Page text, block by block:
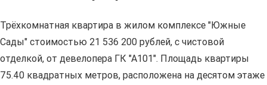
Трёхкомнатная квартира в жилом комплексе "Южные
Сады" стоимостью 21 536 200 рублей, с чистовой
отделкой, от девелопера ГК "А101". Площадь квартиры
75.40 квадратных метров, расположена на десятом этаже